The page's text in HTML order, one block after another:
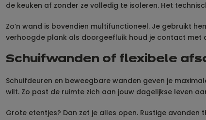
de keuken af zonder ze volledig te isoleren. Het
Zo’n wand is bovendien multifunctioneel. Je gebruikt
verhoogde plank als doorgeefluik houd je contact met
Schuifwanden of flexibele
Schuifdeuren en beweegbare wanden geven je
wilt. Zo past de ruimte zich aan jouw dagelijkse leven
Grote etentjes? Dan zet je alles open. Rustige